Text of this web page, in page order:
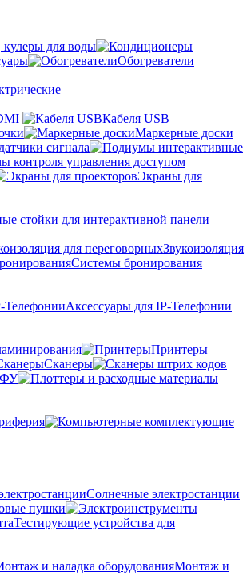
для воды
Обогреватели
Кабеля USB
Маркерные доски
сигнала
контроля управления доступом
Экраны для
стойки для интерактивной панели
Звукоизоляция
Системы бронирования
Аксессуары для IP-Телефонии
Принтеры
Сканеры
Солнечные электростанции
пушки
Тестирующие устройства для
Монтаж и